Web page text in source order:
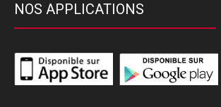
NOS APPLICATIONS